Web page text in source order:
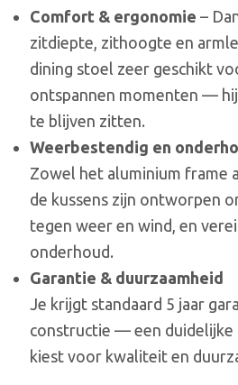
Comfort & ergonomie –
zitdiepte, zithoogte en
dining stoel zeer geschikt
ontspannen momenten —
te blijven zitten.
Weerbestendig en
Zowel het aluminium frame
de kussens zijn ontworpen
tegen weer en wind, en
onderhoud.
Garantie & duurzaamheid
Je krijgt standaard 5 jaar
constructie — een duidelijke
kiest voor kwaliteit en